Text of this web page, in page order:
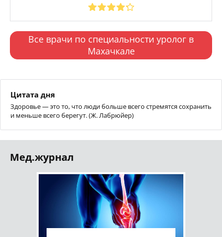
Все врачи по специальности уролог в
Махачкале
Цитата дня
Здоровье — это то, что люди больше всего стремятся сохранить
и меньше всего берегут. (Ж. Лабрюйер)
Мед.журнал